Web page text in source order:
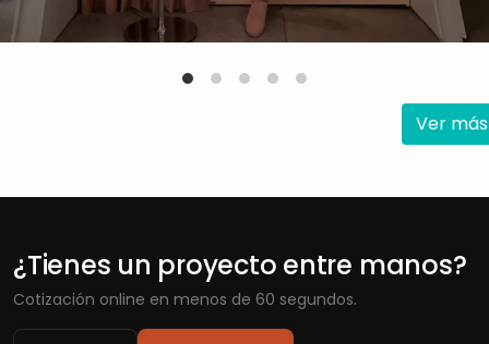
Ver más
¿Tienes un proyecto entre manos?
Cotización online en menos de 60 segundos.